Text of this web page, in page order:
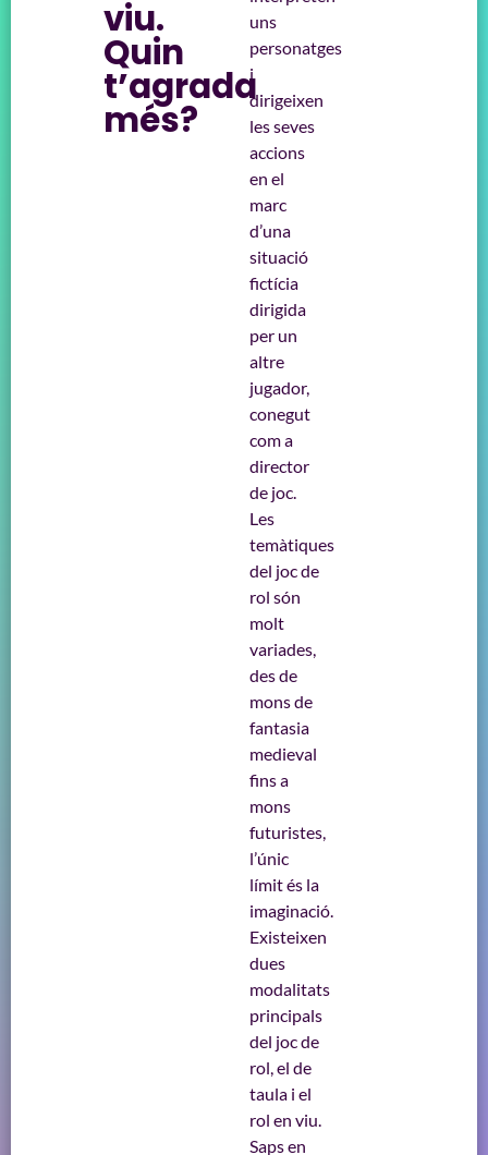
viu.
Quin
t’agrada
més?
uns
personatges
i
dirigeixen
les seves
accions
en el
marc
d’una
situació
fictícia
dirigida
per un
altre
jugador,
conegut
com a
director
de joc.
Les
temàtiques
del joc de
rol són
molt
variades,
des de
mons de
fantasia
medieval
fins a
mons
futuristes,
l’únic
límit és la
imaginació.
Existeixen
dues
modalitats
principals
del joc de
rol, el de
taula i el
rol en viu.
Saps en